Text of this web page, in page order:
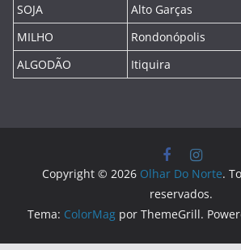
SOJA
Alto Garças
MILHO
Rondonópolis
ALGODÃO
Itiquira
Copyright © 2026 Olhar Do Norte.
reservados.
Tema: ColorMag por ThemeGrill.